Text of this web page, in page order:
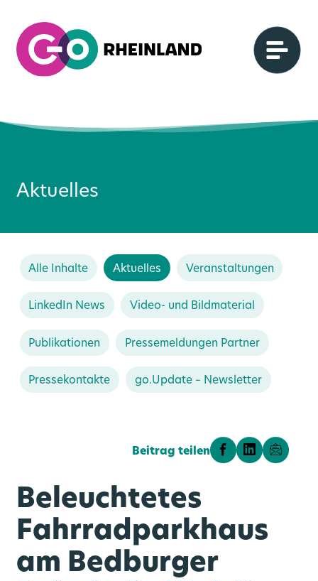
Aktuelles
Alle Inhalte Aktuelles Veranstaltungen
LinkedIn News Video- und Bildmaterial
Publikationen Pressemeldungen Partner
Pressekontakte go.Update – Newsletter
Beitrag teilen Auf Facebook
Auf Teilen
Beleuchtetes
Fahrradparkhaus
am Bedburger
Angebot
Ausbau
Vernetzte Mobilität
Medienportal
Über uns
Karriere